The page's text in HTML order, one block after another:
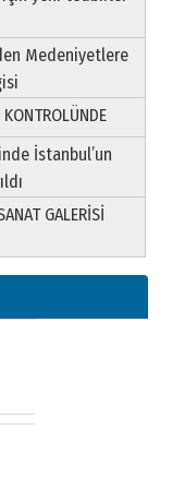
Medeniyetlere
İstanbul’un
GALERİSİ